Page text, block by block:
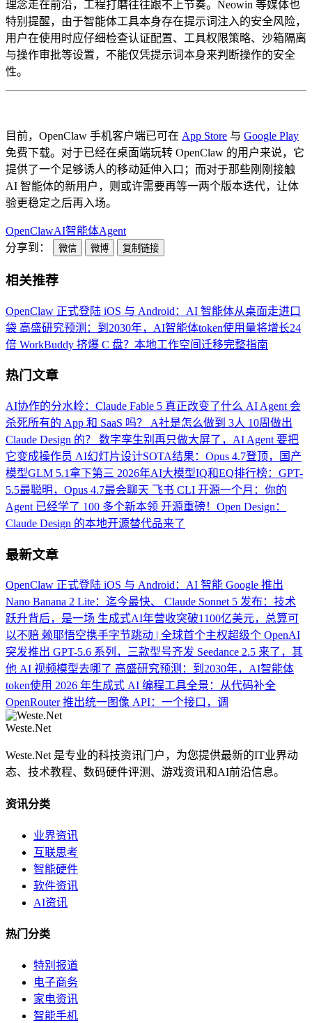
理念走在前沿，工程打磨往往跟不上节奏。Neowin 等媒体也
特别提醒，由于智能体工具本身存在提示词注入的安全风险，
用户在使用时应仔细检查认证配置、工具权限策略、沙箱隔离
与操作审批等设置，不能仅凭提示词本身来判断操作的安全
性。
目前，OpenClaw 手机客户端已可在 App Store 与 Google Play
免费下载。对于已经在桌面端玩转 OpenClaw 的用户来说，它
提供了一个足够诱人的移动延伸入口；而对于那些刚刚接触
AI 智能体的新用户，则或许需要再等一两个版本迭代，让体
验更稳定之后再入场。
OpenClawAI智能体Agent
分享到：
微信 微博 复制链接
相关推荐
OpenClaw 正式登陆 iOS 与 Android：AI 智能体从桌面走进口
袋 高盛研究预测：到2030年，AI智能体token使用量将增长24
倍 WorkBuddy 挤爆 C 盘？本地工作空间迁移完整指南
热门文章
AI协作的分水岭：Claude Fable 5 真正改变了什么 AI Agent 会
杀死所有的 App 和 SaaS 吗？
A社是怎么做到 3人 10周做出
Claude Design 的？
数字孪生别再只做大屏了，AI Agent 要把
它变成操作员 AI幻灯片设计SOTA结果：Opus 4.7登顶，国产
模型GLM 5.1拿下第三 2026年AI大模型IQ和EQ排行榜：GPT-
5.5最聪明，Opus 4.7最会聊天 飞书 CLI 开源一个月：你的
Agent 已经学了 100 多个新本领 开源重磅！Open Design：
Claude Design 的本地开源替代品来了
最新文章
OpenClaw 正式登陆 iOS 与 Android：AI 智能 Google 推出
Nano Banana 2 Lite：迄今最快、
Claude Sonnet 5 发布：技术
跃升背后，是一场 生成式AI年营收突破1100亿美元，总算可
以不赔 赖耶悟空携手字节跳动 | 全球首个主权超级个 OpenAI
突发推出 GPT-5.6 系列，三款型号齐发 Seedance 2.5 来了，其
他 AI 视频模型去哪了 高盛研究预测：到2030年，AI智能体
token使用 2026 年生成式 AI 编程工具全景：从代码补全
OpenRouter 推出统一图像 API：一个接口，调
Weste.Net
Weste.Net 是专业的科技资讯门户，为您提供最新的IT业界动
态、技术教程、数码硬件评测、游戏资讯和AI前沿信息。
资讯分类
业界资讯
互联思考
智能硬件
软件资讯
AI资讯
热门分类
特别报道
电子商务
家电资讯
智能手机